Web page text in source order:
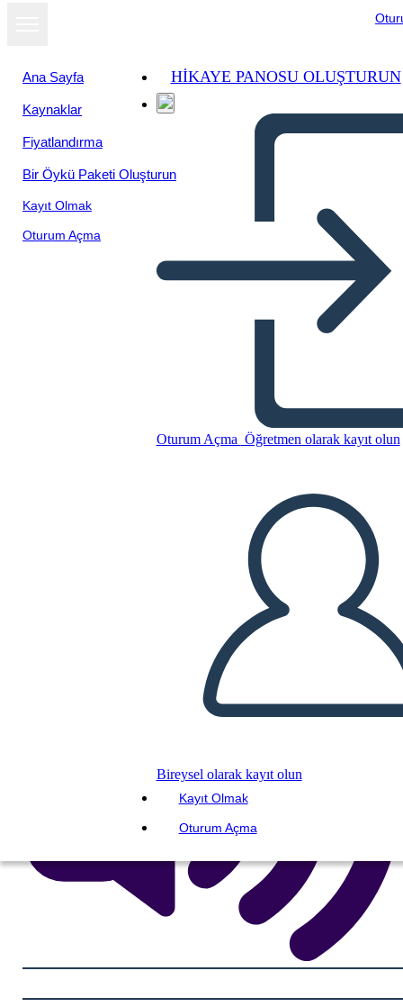
Ana Sayfa
Kaynaklar
Fiyatlandırma
Bir Öykü Paketi Oluşturun
Kayıt Olmak
Oturum Açma
HIKAYE PANOSU OLUŞTURUN
Oturum Açma Öğretmen olarak kayıt olun
Bireysel olarak kayıt olun
Kayıt Olmak
Oturum Açma
גליון foreshadowing & תבנית
Bu Öykü Panosunu kopyala
BİR HİKAYE PANOSU OLUŞTUR
SLAYT GÖSTERİSİNİ OYNAT
BENİ OKU